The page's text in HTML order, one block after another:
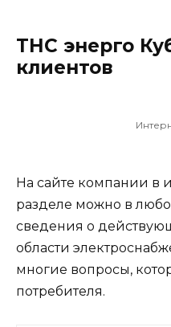
ТНС энерго
клиентов
На сайте компании
разделе можно в
сведения о
области
многие вопросы,
потребителя.